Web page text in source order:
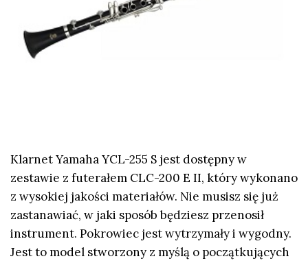
Klarnet Yamaha YCL-255 S jest dostępny w
zestawie z futerałem CLC-200 E II, który wykonano
z wysokiej jakości materiałów. Nie musisz się już
zastanawiać, w jaki sposób będziesz przenosił
instrument. Pokrowiec jest wytrzymały i wygodny.
Jest to model stworzony z myślą o początkujących